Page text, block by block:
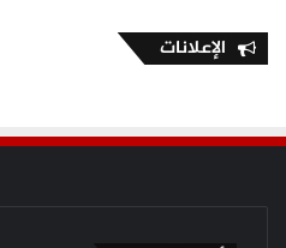
الإعلانات